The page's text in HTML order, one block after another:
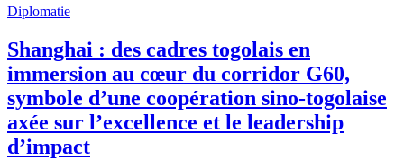
Diplomatie
Shanghai : des cadres togolais en
immersion au cœur du corridor G60,
symbole d’une coopération sino-togolaise
axée sur l’excellence et le leadership
d’impact